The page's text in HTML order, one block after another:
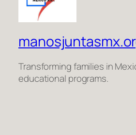
Transforming families in
educational programs.